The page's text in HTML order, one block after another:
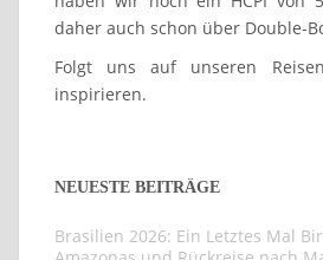
daher auch schon über Double-
Folgt uns auf unseren
inspirieren.
NEUESTE BEITRÄGE
Brasilien 2026: Ein Letztes Mal